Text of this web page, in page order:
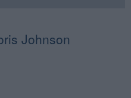
Johnson